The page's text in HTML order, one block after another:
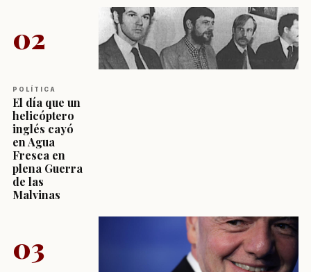
02
POLÍTICA
El día que un
helicóptero
inglés cayó
en Agua
Fresca en
plena Guerra
de las
Malvinas
03